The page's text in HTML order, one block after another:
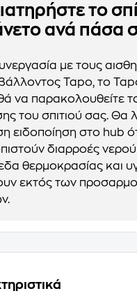
το
ανά πάσα
με τους
Tapo, το
να παρακολουθείτε
του σπιτιού σας. Θα
ειδοποίηση στο hub
διαρροές
θερμοκρασίας και
εκτός των